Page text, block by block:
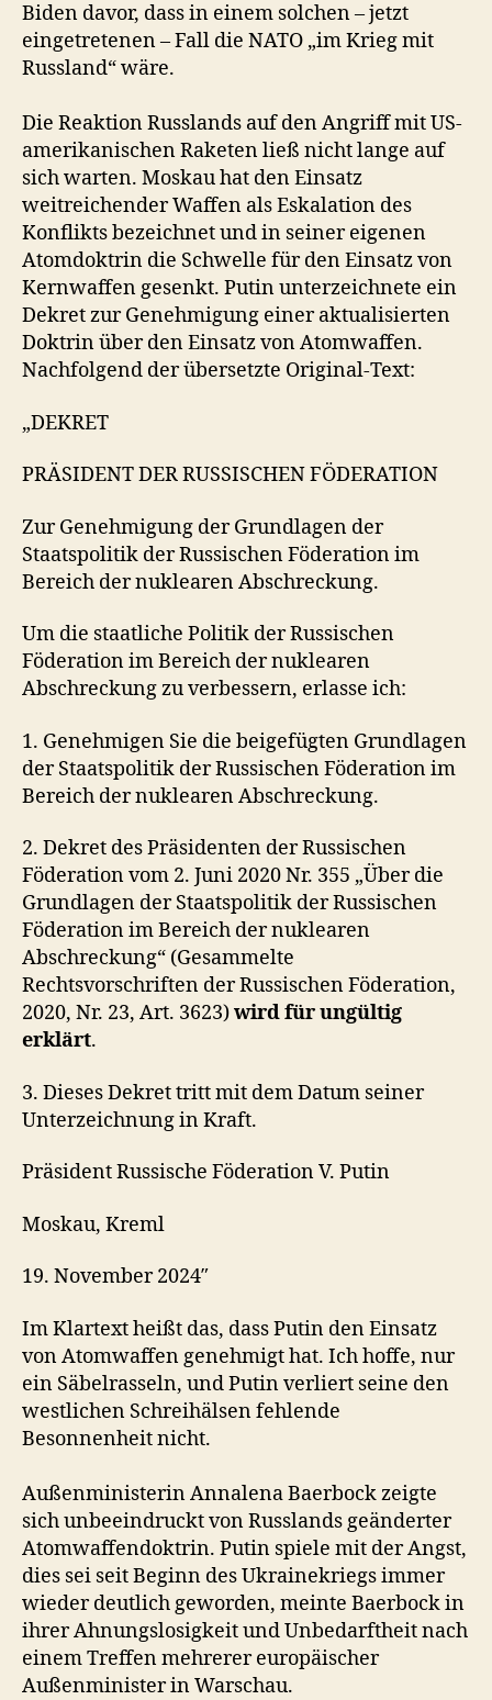
Biden davor, dass in einem solchen – jetzt
eingetretenen – Fall die NATO „im Krieg mit
Russland“ wäre.
Die Reaktion Russlands auf den Angriff mit US-
amerikanischen Raketen ließ nicht lange auf
sich warten. Moskau hat den Einsatz
weitreichender Waffen als Eskalation des
Konflikts bezeichnet und in seiner eigenen
Atomdoktrin die Schwelle für den Einsatz von
Kernwaffen gesenkt. Putin unterzeichnete ein
Dekret zur Genehmigung einer aktualisierten
Doktrin über den Einsatz von Atomwaffen.
Nachfolgend der übersetzte Original-Text:
„DEKRET
PRÄSIDENT DER RUSSISCHEN FÖDERATION
Zur Genehmigung der Grundlagen der
Staatspolitik der Russischen Föderation im
Bereich der nuklearen Abschreckung.
Um die staatliche Politik der Russischen
Föderation im Bereich der nuklearen
Abschreckung zu verbessern, erlasse ich:
1. Genehmigen Sie die beigefügten Grundlagen
der Staatspolitik der Russischen Föderation im
Bereich der nuklearen Abschreckung.
2. Dekret des Präsidenten der Russischen
Föderation vom 2. Juni 2020 Nr. 355 „Über die
Grundlagen der Staatspolitik der Russischen
Föderation im Bereich der nuklearen
Abschreckung“ (Gesammelte
Rechtsvorschriften der Russischen Föderation,
2020, Nr. 23, Art. 3623)wird für ungültig
erklärt.
3. Dieses Dekret tritt mit dem Datum seiner
Unterzeichnung in Kraft.
Präsident Russische Föderation V. Putin
Moskau, Kreml
19. November 2024″
Im Klartext heißt das, dass Putin den Einsatz
von Atomwaffen genehmigt hat. Ich hoffe, nur
ein Säbelrasseln, und Putin verliert seine den
westlichen Schreihälsen fehlende
Besonnenheit nicht.
Außenministerin Annalena Baerbock zeigte
sich unbeeindruckt von Russlands geänderter
Atomwaffendoktrin. Putin spiele mit der Angst,
dies sei seit Beginn des Ukrainekriegs immer
wieder deutlich geworden, meinte Baerbock in
ihrer Ahnungslosigkeit und Unbedarftheit nach
einem Treffen mehrerer europäischer
Außenminister in Warschau.